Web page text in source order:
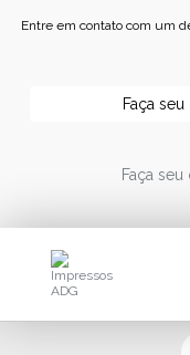
Entre em contato com um
Faça
Faça